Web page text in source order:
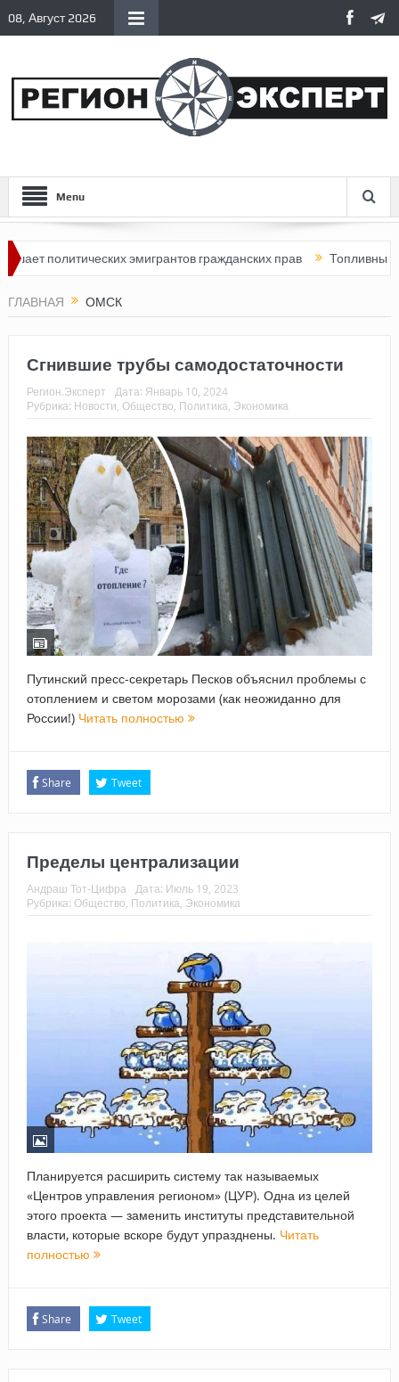
08, Август 2026
Menu
политических эмигрантов гражданских прав Топливный
ГЛАВНАЯ ОМСК
Сгнившие трубы самодостаточности
Регион.Эксперт Дата: Январь 10, 2024
Рубрика: Новости Общество Политика Экономика
Путинский пресс-секретарь Песков объяснил проблемы с
отоплением и светом морозами (как неожиданно для
России!) Читать полностью
Share Tweet
Пределы централизации
Андраш Тот-Цифра Дата: Июль 19, 2023
Рубрика: Общество Политика Экономика
Планируется расширить систему так называемых
«Центров управления регионом» (ЦУР). Одна из целей
этого проекта — заменить институты представительной
власти, которые вскоре будут упразднены. Читать
полностью
Share Tweet